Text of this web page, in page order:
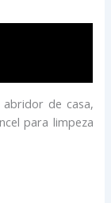
de casa,
para limpeza